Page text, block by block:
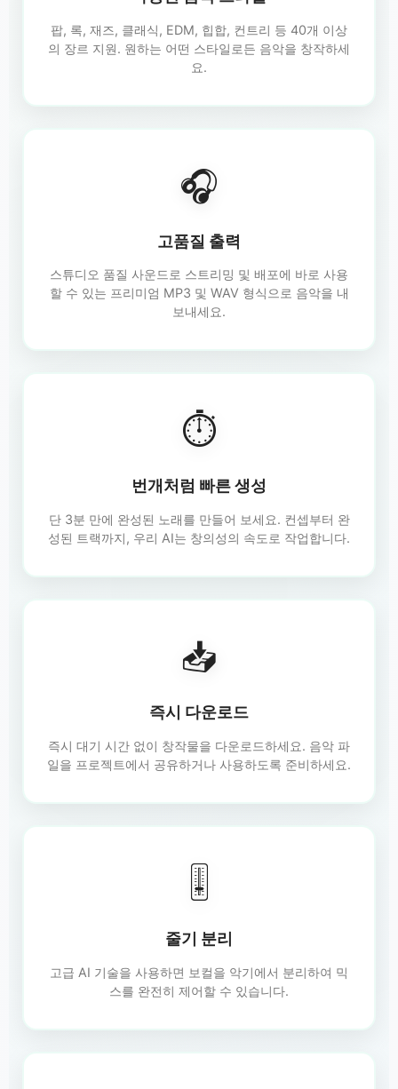
팝, 록, 재즈, 클래식, EDM, 힙합, 컨트리 등 40개 이상
의 장르 지원. 원하는 어떤 스타일로든 음악을 창작하세
요.
🎧
고품질 출력
스튜디오 품질 사운드로 스트리밍 및 배포에 바로 사용
할 수 있는 프리미엄 MP3 및 WAV 형식으로 음악을 내
보내세요.
⏱️
번개처럼 빠른 생성
단 3분 만에 완성된 노래를 만들어 보세요. 컨셉부터 완
성된 트랙까지, 우리 AI는 창의성의 속도로 작업합니다.
📥
즉시 다운로드
즉시 대기 시간 없이 창작물을 다운로드하세요. 음악 파
일을 프로젝트에서 공유하거나 사용하도록 준비하세요.
🎚️
줄기 분리
고급 AI 기술을 사용하면 보컬을 악기에서 분리하여 믹
스를 완전히 제어할 수 있습니다.